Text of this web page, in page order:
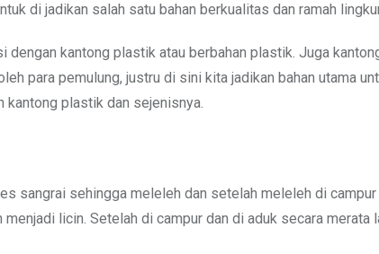
di jadikan salah satu bahan berkualitas dan ramah
dengan kantong plastik atau berbahan plastik. Juga
para pemulung, justru di sini kita jadikan bahan utama
kantong plastik dan sejenisnya.
sangrai sehingga meleleh dan setelah meleleh di
licin. Setelah di campur dan di aduk secara merata